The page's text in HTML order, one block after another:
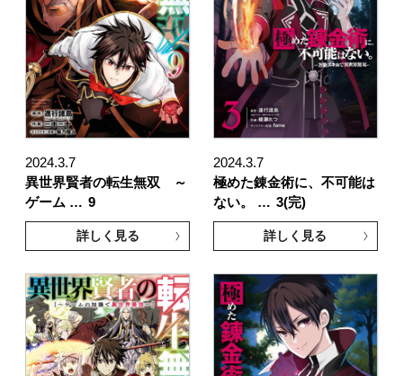
2024.3.7
異世界賢者の転生無双 ～
ゲーム … 9
詳しく見る
2024.3.7
極めた錬金術に、不可能は
ない。 … 3(完)
詳しく見る